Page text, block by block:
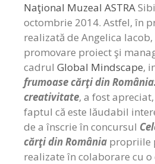
Naţional Muzeal ASTRA
octombrie 2014. Astfel, în
realizată de Angelica
promovare proiect şi
cadrul Global Mindscape,
frumoase cărţi din
creativitate, a fost
faptul că este lăudabil
de a înscrie în concursul
cărţi din România propriile
realizate în colaborare cu